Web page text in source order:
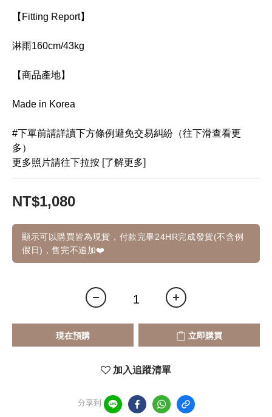
【Fitting Report】
淋雨160cm/43kg
【商品產地】
Made in Korea
#下單前請詳讀下方條例避免交易糾紛（往下滑查看更
多）
更多照片請往下拉按 [了解更多]
NT$1,080
顯示可以購買皆為現貨，付款完畢24HR完成發貨(不含例
假日)，售完不追加❤️
現在預購 立即購買
加入追蹤清單
分享到